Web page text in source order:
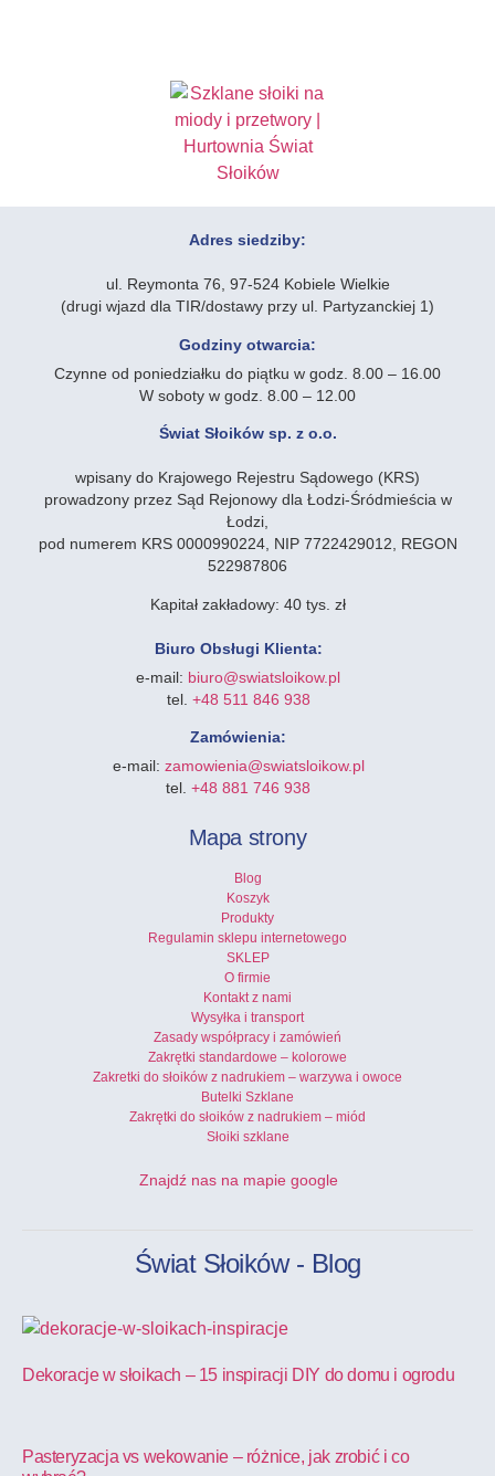
Adres siedziby:
ul. Reymonta 76, 97-524 Kobiele Wielkie
(drugi wjazd dla TIR/dostawy przy ul. Partyzanckiej 1)
Godziny otwarcia:
Czynne od poniedziałku do piątku w godz. 8.00 – 16.00
W soboty w godz. 8.00 – 12.00
Świat Słoików sp. z o.o.
wpisany do Krajowego Rejestru Sądowego (KRS)
prowadzony przez Sąd Rejonowy dla Łodzi-Śródmieścia w
Łodzi,
pod numerem KRS 0000990224, NIP 7722429012, REGON
522987806
Kapitał zakładowy: 40 tys. zł
Biuro Obsługi Klienta:
e-mail: biuro@swiatsloikow.pl
tel. +48 511 846 938
Zamówienia:
e-mail: zamowienia@swiatsloikow.pl
tel.+48 881 746 938
Mapa strony
Blog
Koszyk
Produkty
Regulamin sklepu internetowego
SKLEP
O firmie
Kontakt z nami
Wysyłka i transport
Zasady współpracy i zamówień
Zakrętki standardowe – kolorowe
Zakretki do słoików z nadrukiem – warzywa i owoce
Butelki Szklane
Zakrętki do słoików z nadrukiem – miód
Słoiki szklane
Znajdź nas na mapie google
Świat Słoików - Blog
Dekoracje w słoikach – 15 inspiracji DIY do domu i ogrodu
Pasteryzacja vs wekowanie – różnice, jak zrobić i co